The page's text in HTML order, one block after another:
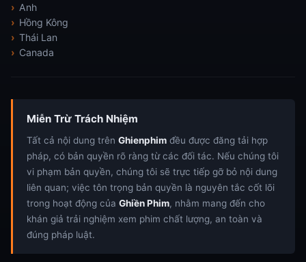
Anh
Hồng Kông
Thái Lan
Canada
Miễn Trừ Trách Nhiệm
Tất cả nội dung trên Ghienphim đều được đăng tải hợp
pháp, có bản quyền rõ ràng từ các đối tác. Nếu chúng tôi
vi phạm bản quyền, chúng tôi sẽ trực tiếp gỡ bỏ nội dung
liên quan; việc tôn trọng bản quyền là nguyên tắc cốt lõi
trong hoạt động của Ghiền Phim, nhằm mang đến cho
khán giả trải nghiệm xem phim chất lượng, an toàn và
đúng pháp luật.